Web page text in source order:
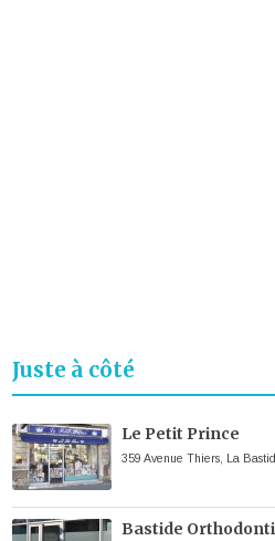
Juste à côté
Le Petit Prince
359 Avenue Thiers, La
Bastide